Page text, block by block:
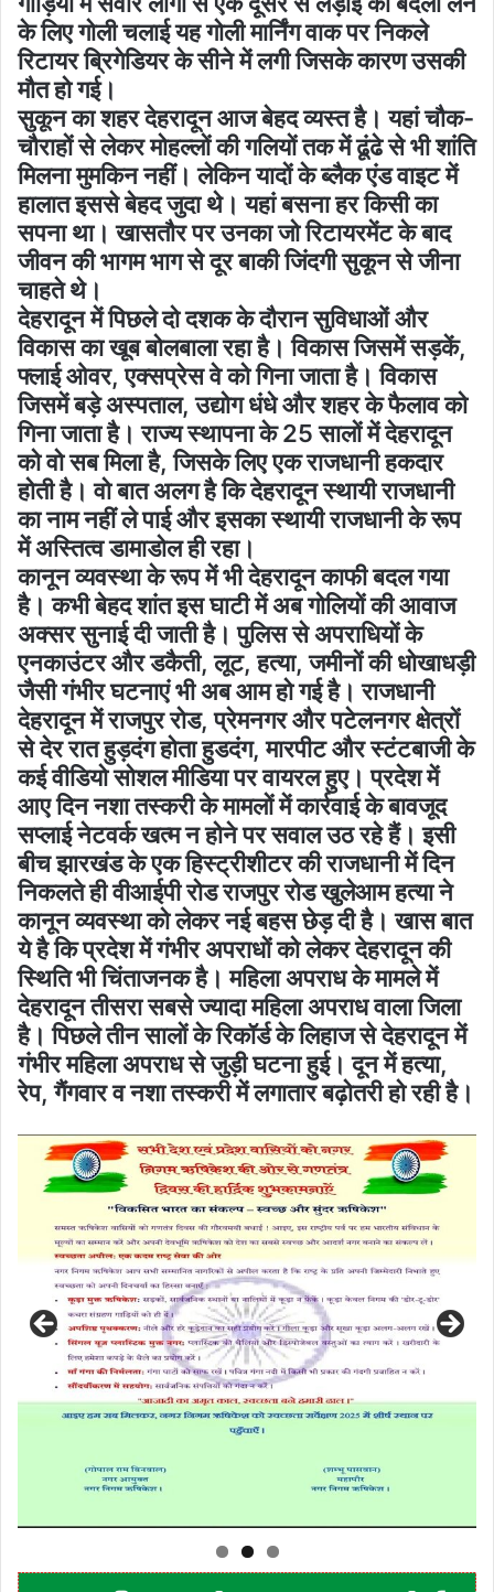
के लिए गोली चलाई यह गोली मार्निंग वाक पर निकले
रिटायर ब्रिगेडियर के सीने में लगी जिसके कारण उसकी
मौत हो गई।
सुकून का शहर देहरादून आज बेहद व्यस्त है। यहां चौक-
चौराहों से लेकर मोहल्लों की गलियों तक में ढूंढे से भी शांति
मिलना मुमकिन नहीं। लेकिन यादों के ब्लैक एंड वाइट में
हालात इससे बेहद जुदा थे। यहां बसना हर किसी का
सपना था। खासतौर पर उनका जो रिटायरमेंट के बाद
जीवन की भागम भाग से दूर बाकी जिंदगी सुकून से जीना
चाहते थे।
देहरादून में पिछले दो दशक के दौरान सुविधाओं और
विकास का खूब बोलबाला रहा है। विकास जिसमें सड़कें,
फ्लाई ओवर, एक्सप्रेस वे को गिना जाता है। विकास
जिसमें बड़े अस्पताल, उद्योग धंधे और शहर के फैलाव को
गिना जाता है। राज्य स्थापना के 25 सालों में देहरादून
को वो सब मिला है, जिसके लिए एक राजधानी हकदार
होती है। वो बात अलग है कि देहरादून स्थायी राजधानी
का नाम नहीं ले पाई और इसका स्थायी राजधानी के रूप
में अस्तित्व डामाडोल ही रहा।
कानून व्यवस्था के रूप में भी देहरादून काफी बदल गया
है। कभी बेहद शांत इस घाटी में अब गोलियों की आवाज
अक्सर सुनाई दी जाती है। पुलिस से अपराधियों के
एनकाउंटर और डकैती, लूट, हत्या, जमीनों की धोखाधड़ी
जैसी गंभीर घटनाएं भी अब आम हो गई है। राजधानी
देहरादून में राजपुर रोड, प्रेमनगर और पटेलनगर क्षेत्रों
से देर रात हुड़दंग होता हुडदंग, मारपीट और स्टंटबाजी के
कई वीडियो सोशल मीडिया पर वायरल हुए। प्रदेश में
आए दिन नशा तस्करी के मामलों में कार्रवाई के बावजूद
सप्लाई नेटवर्क खत्म न होने पर सवाल उठ रहे हैं। इसी
बीच झारखंड के एक हिस्ट्रीशीटर की राजधानी में दिन
निकलते ही वीआईपी रोड राजपुर रोड खुलेआम हत्या ने
कानून व्यवस्था को लेकर नई बहस छेड़ दी है। खास बात
ये है कि प्रदेश में गंभीर अपराधों को लेकर देहरादून की
स्थिति भी चिंताजनक है। महिला अपराध के मामले में
देहरादून तीसरा सबसे ज्यादा महिला अपराध वाला जिला
है। पिछले तीन सालों के रिकॉर्ड के लिहाज से देहरादून में
गंभीर महिला अपराध से जुड़ी घटना हुई। दून में हत्या,
रेप, गैंगवार व नशा तस्करी में लगातार बढ़ोतरी हो रही है।